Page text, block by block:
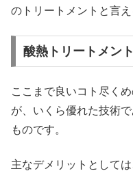
のトリートメントと言
酸熱トリートメン
ここまで良いコト尽く
が、いくら優れた技術
ものです。
主なデメリットとして